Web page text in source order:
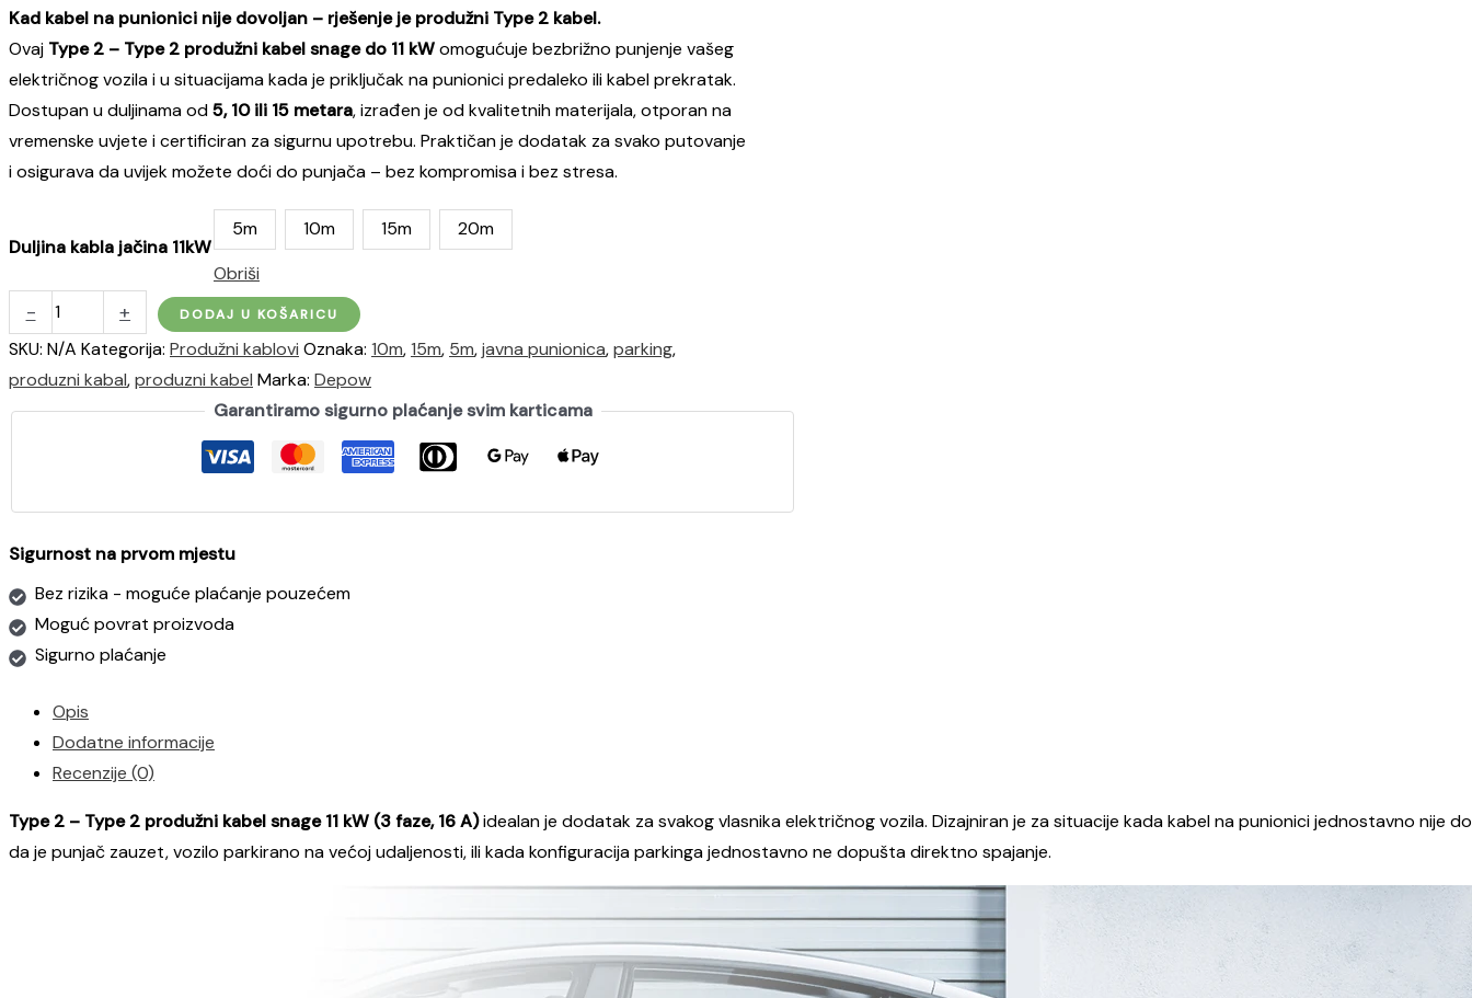
od
490,00 KM
do
780,00 KM
Kad kabel na punionici nije dovoljan – rješenje je produžni Type 2 kabel.
Ovaj Type 2 – Type 2 produžni kabel snage do 11 kWomogućuje bezbrižno punjenje vašeg
električnog vozila i u situacijama kada je priključak na punionici predaleko ili kabel prekratak.
Dostupan u duljinama od5, 10 ili 15 metara, izrađen je od kvalitetnih materijala, otporan na
vremenske uvjete i certificiran za sigurnu upotrebu. Praktičan je dodatak za svako putovanje
i osigurava da uvijek možete doći do punjača – bez kompromisa i bez stresa.
Duljina kabla jačina 11kW
5m 10m 15m
20m
Obriši
-
Produžni
kabel
električne
Type
količina
+ DODAJ U KOŠARICU
SKU: N/A Kategorija: Produžni kablovi Oznaka: 10m,15m, 5m,javna punionica,parking,
produzni kabal,produzni kabel Marka: Depow
Garantiramo sigurno plaćanje svim karticama
Sigurnost na prvom mjestu
Bez rizika - moguće plaćanje pouzećem
Moguć povrat proizvoda
Sigurno plaćanje
Opis
Dodatne informacije
Recenzije (0)
Type 2 – Type 2 produžni kabel snage 11 kW (3 faze, 16 A)idealan je dodatak za svakog vlasnika električnog vozila. Dizajniran je za situacije kada kabel na punionici jednostavno nije
da je punjač zauzet, vozilo parkirano na većoj udaljenosti, ili kada konfiguracija parkinga jednostavno ne dopušta direktno spajanje.